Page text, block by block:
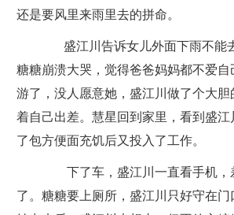
还是要风里来雨里去的拼命。
盛江川告诉女儿外面下雨不能
糖糖崩溃大哭，觉得爸爸妈妈都不爱自
游了，没人愿意她，盛江川做了个大胆
着自己出差。慧星回到家里，看到盛
了包方便面充饥后又投入了工作。
下了车，盛江川一直看手机，
了。糖糖要上厕所，盛江川只好守在门